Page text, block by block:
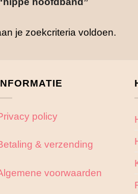
je zoekcriteria voldoen.
policy
& verzending
voorwaarden